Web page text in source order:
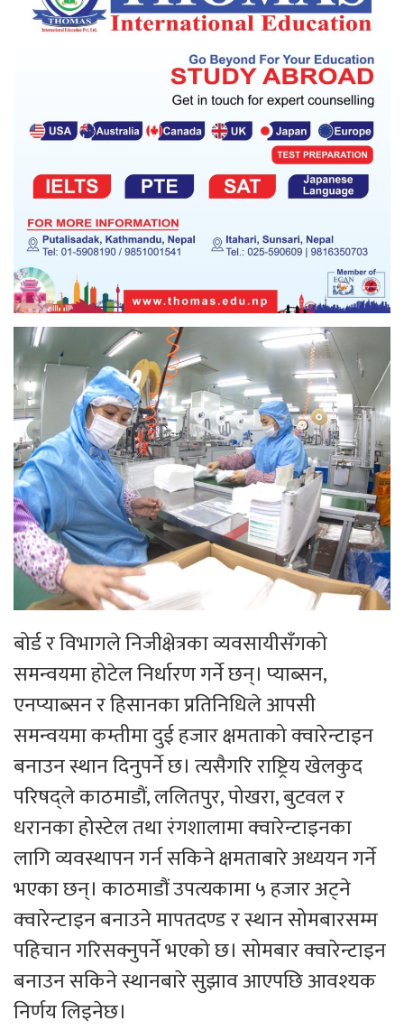
बोर्ड र विभागले निजीक्षेत्रका व्यवसायीसँगको
समन्वयमा होटेल निर्धारण गर्ने छन्। प्याब्सन,
एनप्याब्सन र हिसानका प्रतिनिधिले आपसी
समन्वयमा कम्तीमा दुई हजार क्षमताको क्‍वारेन्टाइन
बनाउन स्थान दिनुपर्ने छ। त्यसैगरि राष्ट्रिय खेलकुद
परिषद्ले काठमाडौं, ललितपुर, पोखरा, बुटवल र
धरानका होस्टेल तथा रंगशालामा क्‍वारेन्टाइनका
लागि व्यवस्थापन गर्न सकिने क्षमताबारे अध्ययन गर्ने
भएका छन्। काठमाडौं उपत्यकामा ५ हजार अट्ने
क्‍वारेन्टाइन बनाउने मापतदण्ड र स्थान सोमबारसम्म
पहिचान गरिसक्नुपर्ने भएको छ। सोमबार क्‍वारेन्टाइन
बनाउन सकिने स्थानबारे सुझाव आएपछि आवश्यक
निर्णय लिइनेछ।